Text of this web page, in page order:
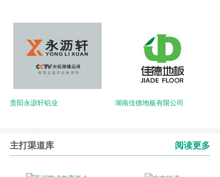
贵阳永沥轩铝业 湖南佳德地板有限公司
主打渠道库 阅读更多